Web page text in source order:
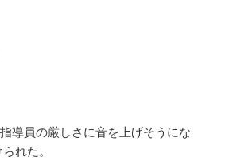
導員の厳しさに音を上げそうにな
れた。